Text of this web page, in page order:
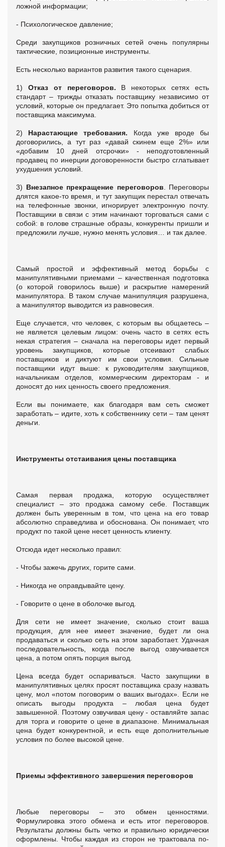
ложной информации;
- Психологическое давление;
Среди закупщиков розничных сетей очень популярны
тактические, позиционные инструменты.
Есть несколько вариантов развития такого сценария.
1) Отказ от переговоров. В некоторых сетях есть
стандарт – трижды отказать поставщику независимо от
условий, которые он предлагает. Это попытка добиться от
поставщика максимума.
2) Нарастающие требования. Когда уже вроде бы
договорились, а тут раз «давай скинем еще 2%» или
«добавим 10 дней отсрочки» - неподготовленный
продавец по инерции договоренности быстро сглатывает
ухудшения условий.
3) Внезапное прекращение переговоров . Переговоры
длятся какое-то время, и тут закупщик перестал отвечать
на телефонные звонки, игнорирует электронную почту.
Поставщики в связи с этим начинают торговаться сами с
собой: в голове страшные образы, конкуренты пришли и
предложили лучше, нужно менять условия… и так далее.
Самый простой и эффективный метод борьбы с
манипулятивными приемами – качественная подготовка
(о которой говорилось выше) и раскрытие намерений
манипулятора. В таком случае манипуляция разрушена,
а манипулятор выводится из равновесия.
Еще случается, что человек, с которым вы общаетесь –
не является целевым лицом: очень часто в сетях есть
некая стратегия – сначала на переговоры идет первый
уровень закупщиков, которые отсеивают слабых
поставщиков и диктуют им свои условия. Сильные
поставщики идут выше: к руководителям закупщиков,
начальникам отделов, коммерческим директорам - и
доносят до них ценность своего предложения.
Если вы понимаете, как благодаря вам сеть сможет
заработать – идите, хоть к собственнику сети – там ценят
деньги.
Инструменты отстаивания цены поставщика
Самая первая продажа, которую осуществляет
специалист – это продажа самому себе. Поставщик
должен быть уверенным в том, что цена на его товар
абсолютно справедлива и обоснована. Он понимает, что
продукт по такой цене несет ценность клиенту.
Отсюда идет несколько правил:
- Чтобы зажечь других, горите сами.
- Никогда не оправдывайте цену.
- Говорите о цене в оболочке выгод.
Для сети не имеет значение, сколько стоит ваша
продукция, для нее имеет значение, будет ли она
продаваться и сколько сеть на этом заработает. Удачная
последовательность, когда после выгод озвучивается
цена, а потом опять порция выгод.
Цена всегда будет оспариваться. Часто закупщики в
манипулятивных целях просят поставщика сразу назвать
цену, мол «потом поговорим о ваших выгодах». Если не
описать выгоды продукта – любая цена будет
завышенной. Поэтому озвучивая цену - оставляйте запас
для торга и говорите о цене в диапазоне. Минимальная
цена будет конкурентной, и есть еще дополнительные
условия по более высокой цене.
Приемы эффективного завершения переговоров
Любые переговоры – это обмен ценностями.
Формулировка этого обмена и есть итог переговоров.
Результаты должны быть четко и правильно юридически
оформлены. Чтобы каждая из сторон не трактовала по-